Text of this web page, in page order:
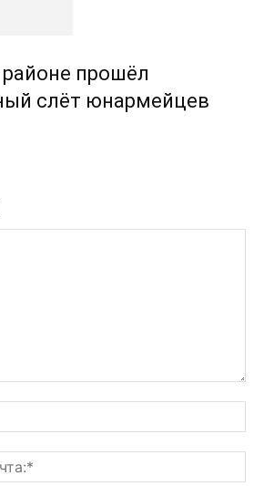
прошёл
слёт юнармейцев